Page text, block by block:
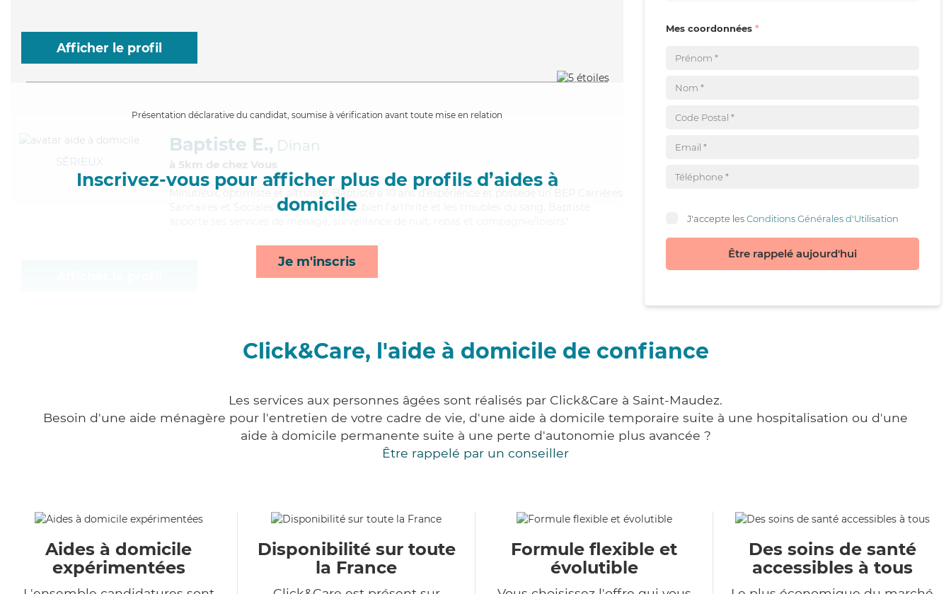
Afficher le profil
Présentation déclarative du candidat, soumise à vérification avant toute mise en relation
Inscrivez-vous pour afficher plus de profils d’aides à
domicile
Je m'inscris
SÉRIEUX
Baptiste E., Dinan
à 5km de chez Vous
Minutieux, optimiste et altruiste, Baptiste a 10 ans d'expérience et possède un BEP Carrières
Sanitaires et Sociales (CSS). Maitrisant bien l'arthrite et les troubles du sang, Baptiste
Mes coordonnées
J'accepte lesConditions Générales d'Utilisation
Être rappelé aujourd'hui
Click&Care, l'aide à domicile de confiance
Les services aux personnes âgées sont réalisés par Click&Care à Saint-Maudez.
Besoin d'une aide ménagère pour l'entretien de votre cadre de vie, d'une aide à domicile temporaire suite à une hospitalisation ou d'une
aide à domicile permanente suite à une perte d'autonomie plus avancée ?
Être rappelé par un conseiller
Aides à domicile
expérimentées
Disponibilité sur toute
la France
Formule flexible et
évolutible
Des soins de santé
accessibles à tous